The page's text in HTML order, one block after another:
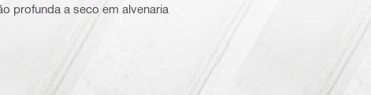
profunda a seco em alvenaria